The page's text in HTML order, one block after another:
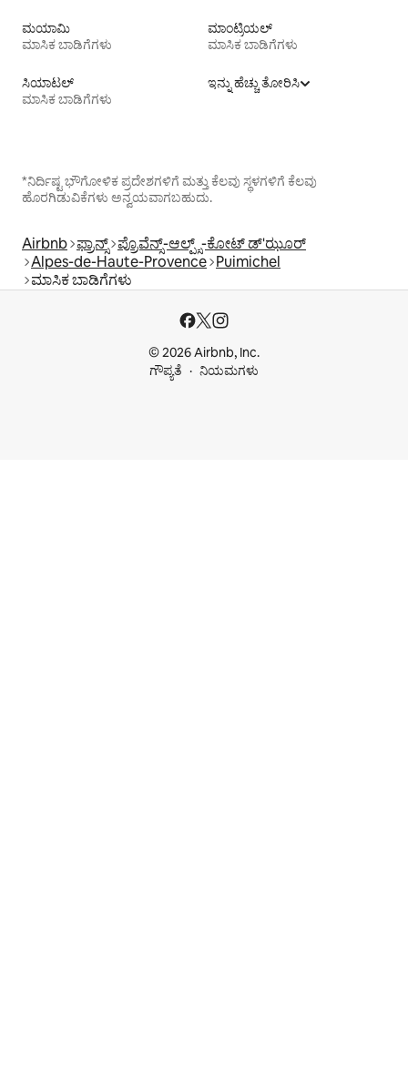
ಮಯಾಮಿ
ಮಾಸಿಕ ಬಾಡಿಗೆಗಳು
ಮಾಂಟ್ರಿಯಲ್
ಮಾಸಿಕ ಬಾಡಿಗೆಗಳು
ಸಿಯಾಟಲ್
ಮಾಸಿಕ ಬಾಡಿಗೆಗಳು
ಇನ್ನು ಹೆಚ್ಚು ತೋರಿಸಿ
*ನಿರ್ದಿಷ್ಟ ಭೌಗೋಳಿಕ ಪ್ರದೇಶಗಳಿಗೆ ಮತ್ತು ಕೆಲವು ಸ್ಥಳಗಳಿಗೆ ಕೆಲವು
ಹೊರಗಿಡುವಿಕೆಗಳು ಅನ್ವಯವಾಗಬಹುದು.
Airbnb ಫ್ರಾನ್ಸ್ ಪ್ರೊವೆನ್ಸ್-ಆಲ್ಪ್ಸ್-ಕೋಟ್ ಡ್'ಝೂರ್
Alpes-de-Haute-Provence Puimichel
ಮಾಸಿಕ ಬಾಡಿಗೆಗಳು
© 2026 Airbnb, Inc.
ಗೌಪ್ಯತೆ
ನಿಯಮಗಳು